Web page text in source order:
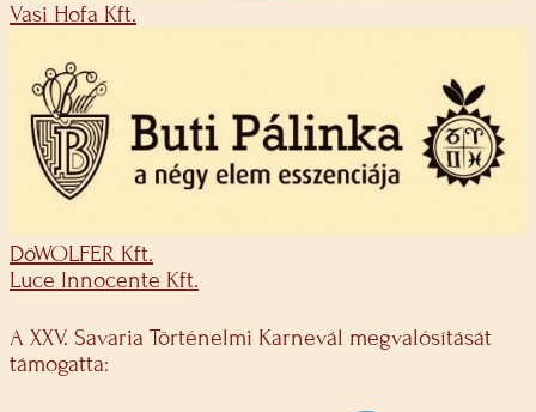
Vasi Hofa Kft.
DöWOLFER Kft.
Luce Innocente Kft.
A XXV. Savaria Történelmi Karnevál megvalósítását
támogatta: